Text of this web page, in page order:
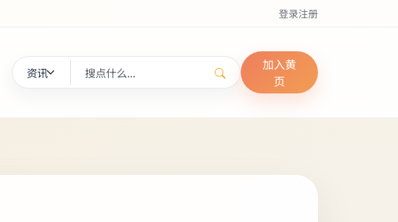
登录注册
加入黄
页